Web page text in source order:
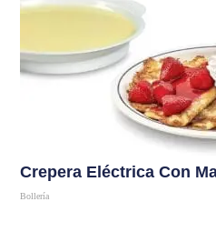
Crepera Eléctrica Con
Bollería